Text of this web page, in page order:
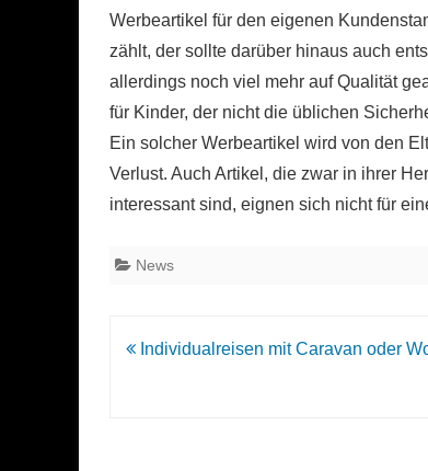
Werbeartikel für den eigenen
zählt, der sollte darüber hinaus auch
allerdings noch viel mehr auf Qualität
für Kinder, der nicht die üblichen
Ein solcher Werbeartikel wird von den
Verlust. Auch Artikel, die zwar in ihrer
interessant sind, eignen sich nicht für
News
Beitrags-
Individualreisen mit Caravan oder